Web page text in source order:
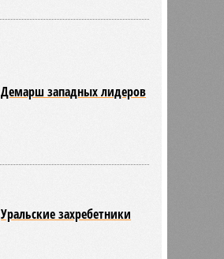
Демарш западных лидеров
Уральские захребетники